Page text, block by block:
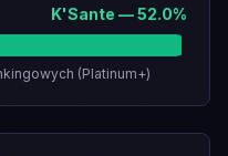
K'Sante —52.0%
(Platinum+)